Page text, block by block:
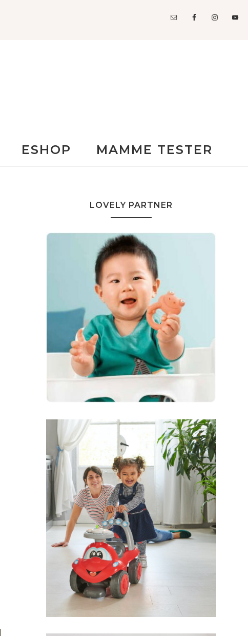
ESHOP MAMME TESTER
LOVELY PARTNER